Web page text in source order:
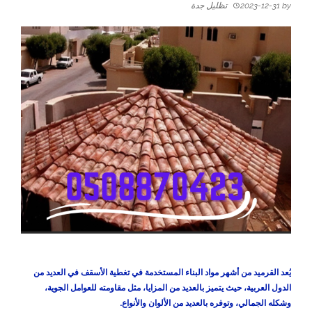
2023-12-31 by تظليل جدة
يُعد القرميد من أشهر مواد البناء المستخدمة في تغطية الأسقف في العديد من
الدول العربية، حيث يتميز بالعديد من المزايا، مثل مقاومته للعوامل الجوية،
وشكله الجمالي، وتوفره بالعديد من الألوان والأنواع.